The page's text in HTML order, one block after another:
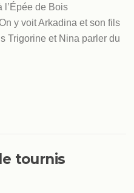
l’Épée de Bois
y voit Arkadina et son fils
Trigorine et Nina parler du
tournis